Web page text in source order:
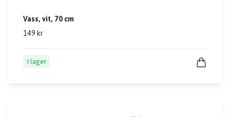
Vass, vit, 70 cm
149 kr
I lager